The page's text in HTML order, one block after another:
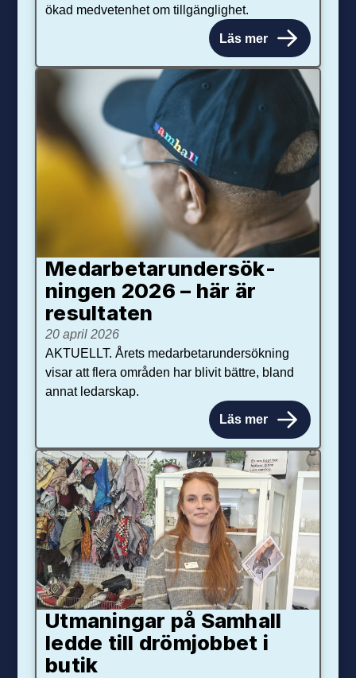
ökad medvetenhet om tillgänglighet.
Läs mer
Medarbetar­under­sök­
ningen 2026 – här är
resultaten
20 april 2026
AKTUELLT. Årets medarbetarundersökning
visar att flera områden har blivit bättre, bland
annat ledarskap.
Läs mer
Utmaningar på Sam­hall
ledde till dröm­jobbet i
butik